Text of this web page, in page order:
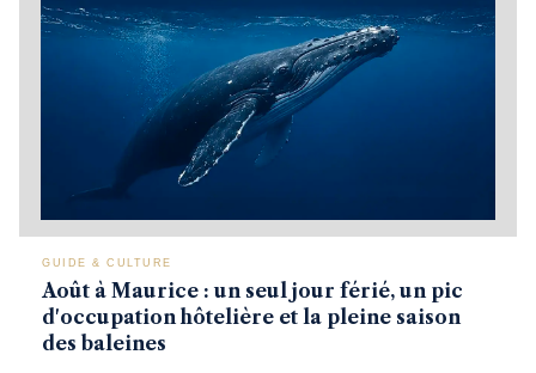
GUIDE & CULTURE
Août à Maurice : un seul jour férié, un pic
d'occupation hôtelière et la pleine saison
des baleines